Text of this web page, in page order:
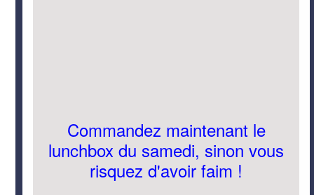
Commandez maintenant le
lunchbox du samedi, sinon vous
risquez d'avoir faim !